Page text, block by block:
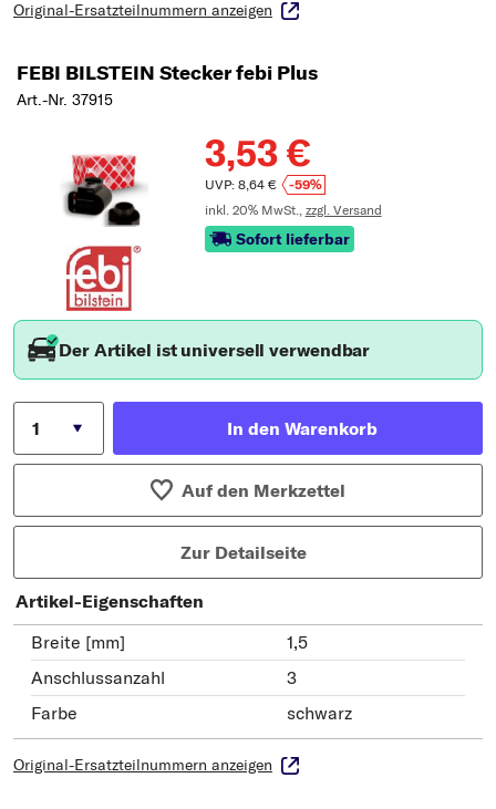
Original-Ersatzteilnummern anzeigen
FEBI BILSTEIN Stecker febi Plus
Art.-Nr. 37915
3,53 €
UVP: 8,64 €
-59%
inkl. 20% MwSt., zzgl. Versand
Sofort lieferbar
Der Artikel ist universell verwendbar
In den Warenkorb
Auf den Merkzettel
Zur Detailseite
Artikel-Eigenschaften
Breite [mm]
1,5
Anschlussanzahl
3
Farbe
schwarz
Original-Ersatzteilnummern anzeigen